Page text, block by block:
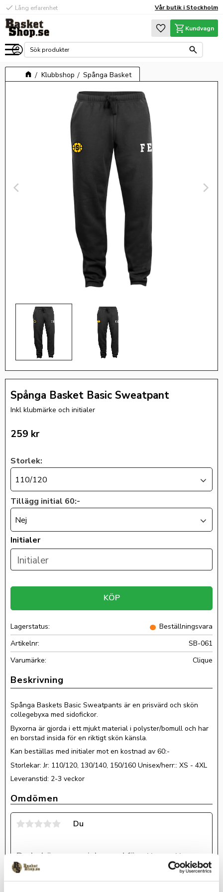
Meny
check Lång erfarenhet Vår butik i Stockholm
Favoriter
Kundvagn
Klubbshop Spånga Basket
Spånga Basket Basic Sweatpant
Inkl klubmärke och initialer
259 kr
Storlek:
110/120
Tillägg initial 60:-
Nej
KÖP
Initialer
Lagerstatus
Beställningsvara
Artikelnr
SB-061
Clique
Spånga Baskets Basic Sweatpants är en prisvärd och skön
collegebyxa med sidofickor.
Byxorna är gjorda i ett mjukt material i polyster/bomull och har
en borstad insida för en riktigt skön känsla.
Kan beställas med initialer mot en kostnad av 60:-
Storlekar: Jr: 110/120, 130/140, 150/160 Unisex/herr:: XS - 4XL
Leveranstid: 2-3 veckor
Omdömen
Du